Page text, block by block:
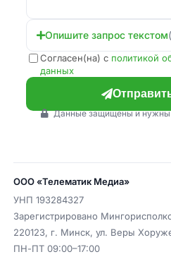
Опишите запрос текстом
Согласен(на) с политикой
данных
Данные защищены и нужны
ООО «Телематик Медиа»
УНП 193284327
Зарегистрировано
220123, г. Минск, ул. Веры
ПН-ПТ 09:00–17:00